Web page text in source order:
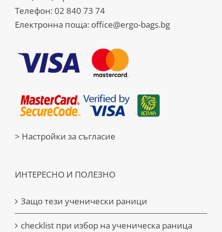
Телефон: 02 840 73 74
Електронна поща: office@ergo-bags.bg
> Настройки за съгласие
ИНТЕРЕСНО И ПОЛЕЗНО
Защо тези ученически раници
checklist при избор на ученическа раница